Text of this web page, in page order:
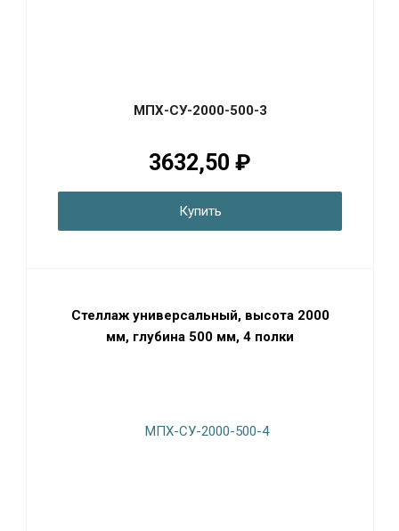
МПХ-СУ-2000-500-3
3632,50 ₽
Купить
Стеллаж универсальный, высота 2000
мм, глубина 500 мм, 4 полки